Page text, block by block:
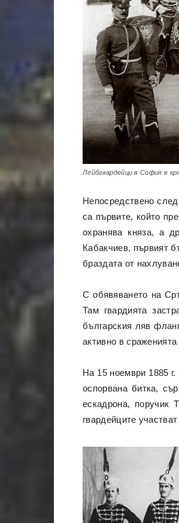
Лейбгвардейци в София в
Непосредствено
са първите, който
охранява княза, а
Кабакчиев, първият
браздата от
С обявяването на
Там гвардията
българския ляв
активно в
На 15 ноември 1885
оспорвана битка,
ескадрона,
гвардейците